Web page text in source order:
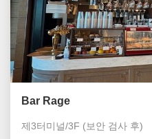
Bar Rage
제3터미널/3F (보안 검사 후)